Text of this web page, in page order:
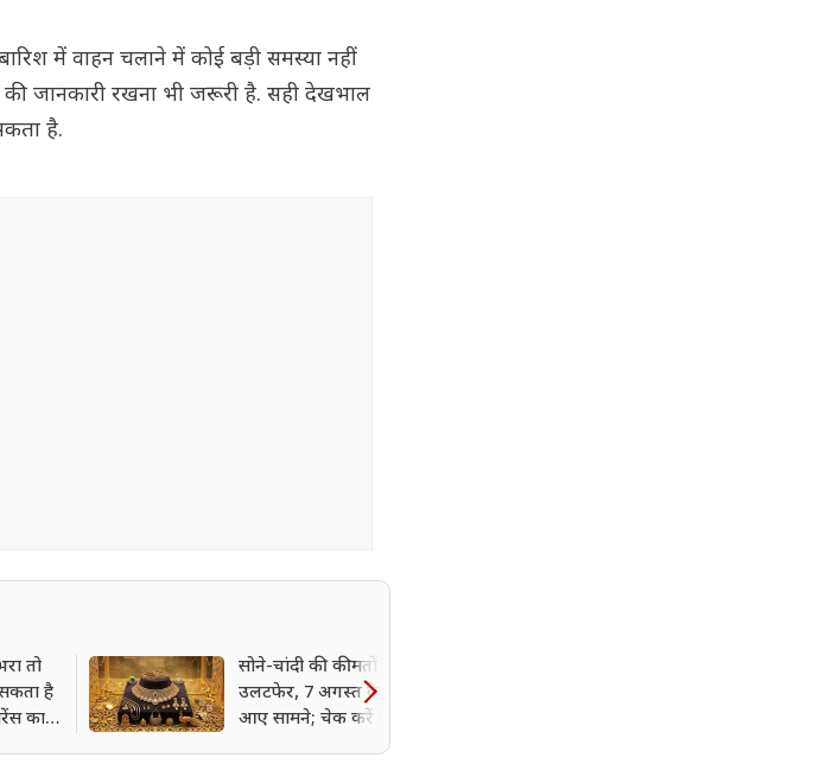
में वाहन चलाने में कोई बड़ी समस्या नहीं
की जानकारी रखना भी जरूरी है. सही देखभाल
है.
तो
है
का
सोने-चांदी की कीमतों में बड़ा
उलटफेर, 7 अगस्त के नए भाव
आए सामने; चेक करें आज का